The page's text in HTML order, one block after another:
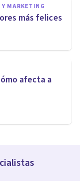
MARKETING
más felices
afecta a